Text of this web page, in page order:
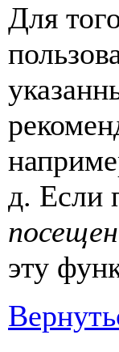
Для
д. Если
эту